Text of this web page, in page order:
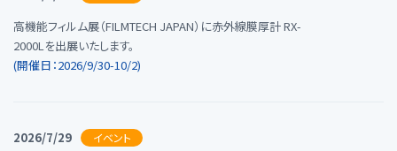
高機能フィルム展（FILMTECH JAPAN）に赤外線膜厚計 RX-
2000Lを出展いたします。
(開催日：2026/9/30-10/2)
2026/7/29 イベント